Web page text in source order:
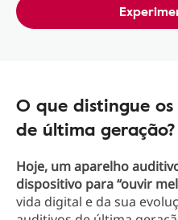
O que distingue
de última geração?
Hoje, um aparelho
dispositivo para “ouvir
vida digital e da sua